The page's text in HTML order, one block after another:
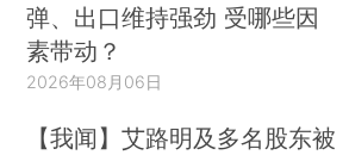
弹、出口维持强劲 受哪些因
素带动？
2026年08月06日
【我闻】艾路明及多名股东被